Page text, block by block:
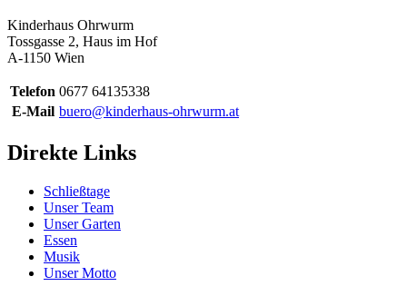
Kinderhaus Ohrwurm
Tossgasse 2, Haus im Hof
A-1150 Wien
Telefon 0677 64135338
E-Mail buero@kinderhaus-ohrwurm.at
Direkte Links
Schließtage
Unser Team
Unser Garten
Essen
Musik
Unser Motto